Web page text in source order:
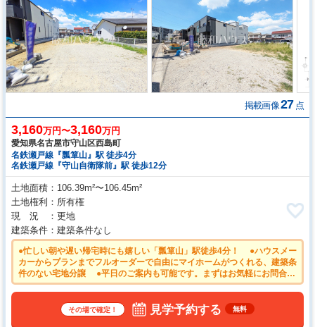
掲載画像27 点
3,160万円〜3,160万円
愛知県名古屋市守山区西島町
名鉄瀬戸線『瓢箪山』駅 徒歩4分
名鉄瀬戸線『守山自衛隊前』駅 徒歩12分
土地面積
106.39m²〜106.45m²
土地権利
所有権
現 況
更地
建築条件
建築条件なし
●忙しい朝や遅い帰宅時にも嬉しい「瓢箪山」駅徒歩4分！ ●ハウスメー
カーからプランまでフルオーダーで自由にマイホームがつくれる、建築条
件のない宅地分譲 ●平日のご案内も可能です。まずはお気軽にお問合せ
下さいませ。
その場で確定！ 見学予約する 無料